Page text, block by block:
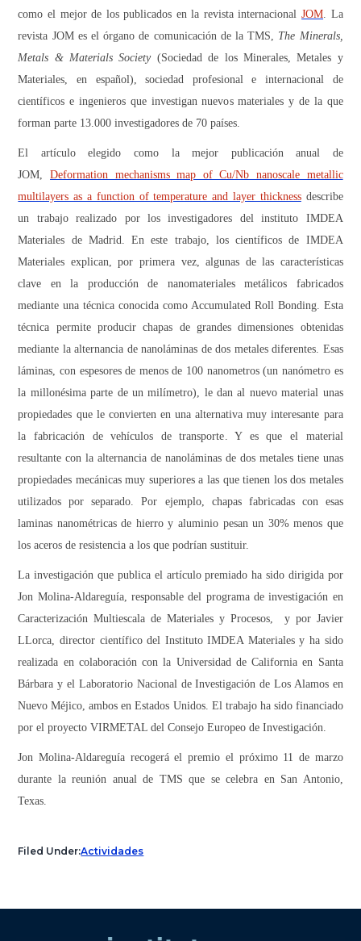
como el mejor de los publicados en la revista internacionalJOM. La
revista JOM es el órgano de comunicación de la TMS, The Minerals,
Metals & Materials Society(Sociedad de los Minerales, Metales y
Materiales, en español), sociedad profesional e internacional de
científicos e ingenieros que investigan nuevos materiales y de la que
forman parte 13.000 investigadores de 70 países.
El artículo elegido como la mejor publicación anual de
JOM, Deformation mechanisms map of Cu/Nb nanoscale metallic
multilayers as a function of temperature and layer thicknessdescribe
un trabajo realizado por los investigadores del instituto IMDEA
Materiales de Madrid. En este trabajo, los científicos de IMDEA
Materiales explican, por primera vez, algunas de las características
clave en la producción de nanomateriales metálicos fabricados
mediante una técnica conocida como Accumulated Roll Bonding. Esta
técnica permite producir chapas de grandes dimensiones obtenidas
mediante la alternancia de nanoláminas de dos metales diferentes. Esas
láminas, con espesores de menos de 100 nanometros (un nanómetro es
la millonésima parte de un milímetro), le dan al nuevo material unas
propiedades que le convierten en una alternativa muy interesante para
la fabricación de vehículos de transporte. Y es que el material
resultante con la alternancia de nanoláminas de dos metales tiene unas
propiedades mecánicas muy superiores a las que tienen los dos metales
utilizados por separado. Por ejemplo, chapas fabricadas con esas
laminas nanométricas de hierro y aluminio pesan un 30% menos que
los aceros de resistencia a los que podrían sustituir.
La investigación que publica el artículo premiado ha sido dirigida por
Jon Molina-Aldareguía, responsable del programa de investigación en
Caracterización Multiescala de Materiales y Procesos, y por Javier
LLorca, director científico del Instituto IMDEA Materiales y ha sido
realizada en colaboración con la Universidad de California en Santa
Bárbara y el Laboratorio Nacional de Investigación de Los Alamos en
Nuevo Méjico, ambos en Estados Unidos. El trabajo ha sido financiado
por el proyecto VIRMETAL del Consejo Europeo de Investigación.
Jon Molina-Aldareguía recogerá el premio el próximo 11 de marzo
durante la reunión anual de TMS que se celebra en San Antonio,
Texas.
Filed Under:Actividades